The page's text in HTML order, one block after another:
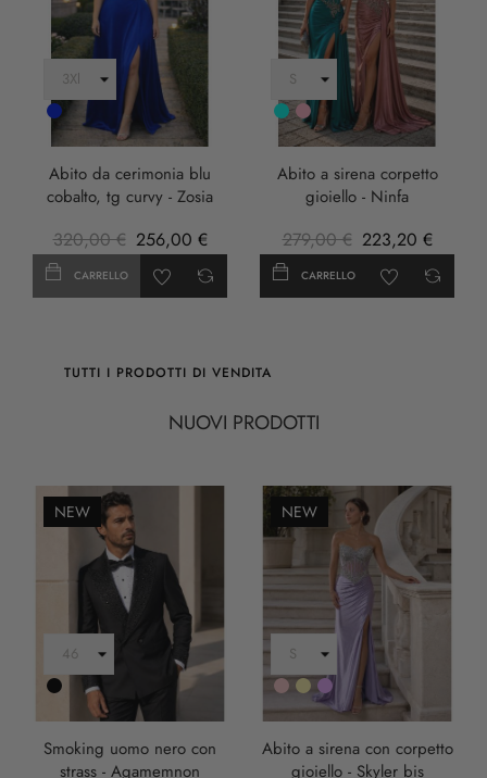
Cobalto
Abito da cerimonia blu
cobalto, tg curvy - Zosia
320,00 € 256,00 €
CARRELLO
Turchese
rosa
anticha
Abito a sirena corpetto
gioiello - Ninfa
279,00 € 223,20 €
CARRELLO
TUTTI I PRODOTTI DI VENDITA
NUOVI PRODOTTI
NEW
Nero
Smoking uomo nero con
strass - Agamemnon
NEW
RosaOroLILLA
Abito a sirena con corpetto
gioiello - Skyler bis